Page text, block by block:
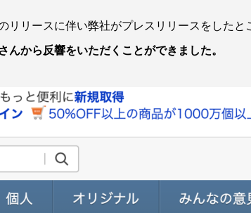
リースに伴い弊社がプレスリリースをしたと
から反響をいただくことができました。